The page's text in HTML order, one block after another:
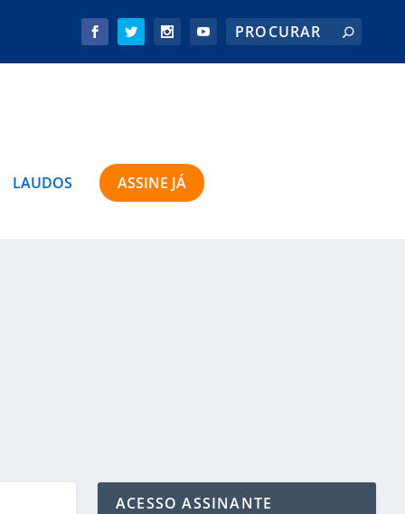
LAUDOS ASSINE JÁ
ACESSO ASSINANTE